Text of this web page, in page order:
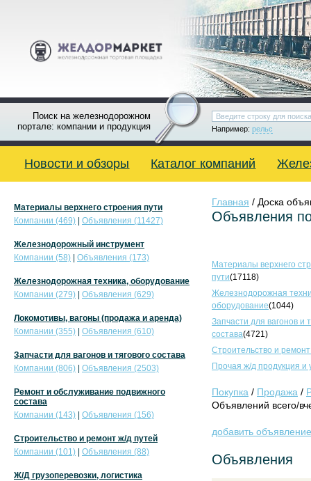
Поиск на железнодорожном
портале: компании и продукция
Например: рельс
Новости и обзоры Каталог компаний
Главная / Доска
Объявления
Материалы верхнего
пути(17118)
Железнодорожная
оборудование(1044)
Запчасти для вагонов и
состава(4721)
Строительство и
Прочая ж/д продукция и
Покупка / Продажа /
Объявлений всего/
добавить объявление
Объявления
Материалы верхнего строения пути
Компании (469)
Объявления (11427)
Железнодорожный инструмент
Компании (58)
Объявления (173)
Железнодорожная техника, оборудование
Компании (279)
Объявления (629)
Локомотивы, вагоны (продажа и аренда)
Компании (355)
Объявления (610)
Запчасти для вагонов и тягового состава
Компании (806)
Объявления (2503)
Ремонт и обслуживание подвижного
состава
Компании (143)
Объявления (156)
Строительство и ремонт ж/д путей
Компании (101)
Объявления (88)
Ж/Д грузоперевозки, логистика